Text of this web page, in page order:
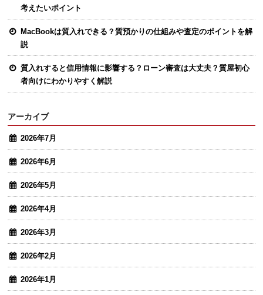
考えたいポイント
MacBookは質入れできる？質預かりの仕組みや査定のポイントを解
説
質入れすると信用情報に影響する？ローン審査は大丈夫？質屋初心
者向けにわかりやすく解説
アーカイブ
2026年7月
2026年6月
2026年5月
2026年4月
2026年3月
2026年2月
2026年1月